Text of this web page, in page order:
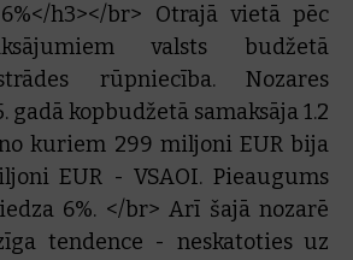
h3></br> Otrajā vietā pēc
valsts budžetā
rūpniecība. Nozares
kopbudžetā samaksāja 1.2
kuriem 299 miljoni EUR bija
EUR - VSAOI. Pieaugums
6%. </br> Arī šajā nozarē
tendence - neskatoties uz